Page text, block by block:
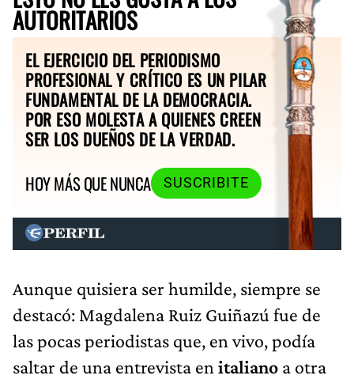
AUTORITARIOS
EL EJERCICIO DEL PERIODISMO
PROFESIONAL Y CRÍTICO ES UN PILAR
FUNDAMENTAL DE LA DEMOCRACIA.
POR ESO MOLESTA A QUIENES CREEN
SER LOS DUEÑOS DE LA VERDAD.
HOY MÁS QUE NUNCA
SUSCRIBITE
Aunque quisiera ser humilde, siempre se
destacó: Magdalena Ruiz Guiñazú fue de
las pocas periodistas que, en vivo, podía
saltar de una entrevista en italiano a otra